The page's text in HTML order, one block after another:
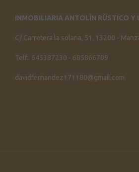
INMOBILIARIA ANTOLÍN RÚSTICO Y
C/ Carretera la solana, 51. 13200 -
Telf.: 645387230 - 685866709
davidfernandez171180@gmail.com